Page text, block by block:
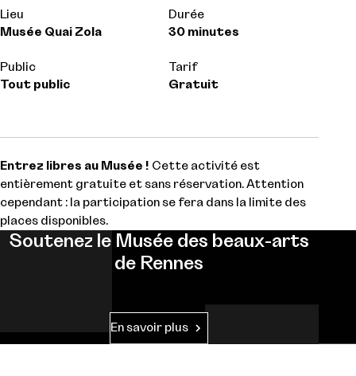
Lieu
Musée Quai Zola
Durée
30 minutes
Public
Tout public
Tarif
Gratuit
Entrez libres au Musée ! Cette activité est
entièrement gratuite et sans réservation. Attention
cependant : la participation se fera dans la limite des
places disponibles.
Soutenez le Musée des beaux-arts
de Rennes
En savoir plus